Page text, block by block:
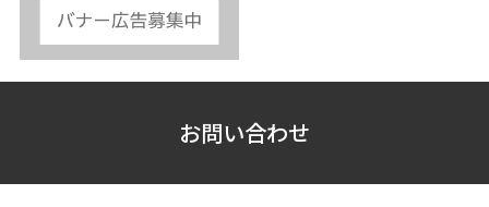
お問い合わせ